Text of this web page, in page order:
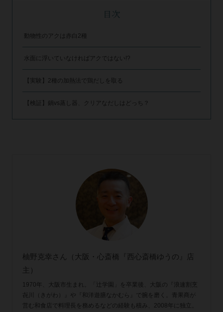
目次
動物性のアクは赤白2種
水面に浮いていなければアクではない!?
【実験】2種の加熱法で鶏だしを取る
【検証】鍋vs蒸し器、クリアなだしはどっち？
柚野克幸さん（大阪・心斎橋『西心斎橋ゆうの』店
主）
1970年、大阪市生まれ。「辻󠄀学園」を卒業後、大阪の『浪速割烹
㐂川（きがわ）』や『和洋遊膳なかむら』で腕を磨く。青果商が
営む和食店で料理長を務めるなどの経験も積み、2008年に独立。